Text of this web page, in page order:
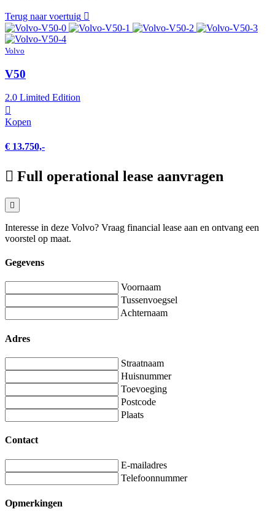
Terug naar voertuig
Volvo
V50
2.0 Limited Edition
Kopen
€ 13.750,-
Full operational lease aanvragen
Interesse in deze Volvo? Vraag financial lease aan en ontvang een
voorstel op maat.
Gegevens
Voornaam
Tussenvoegsel
Achternaam
Adres
Straatnaam
Huisnummer
Toevoeging
Postcode
Plaats
Contact
E-mailadres
Telefoonnummer
Opmerkingen